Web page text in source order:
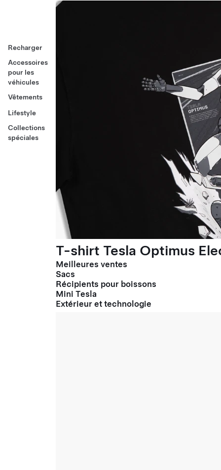
Recharger
Accessoires
pour les
véhicules
Vêtements
Lifestyle
Collections
spéciales
T-shirt Tesla Optimus
Meilleures ventes
Sacs
Récipients pour boissons
Mini Tesla
Extérieur et technologie